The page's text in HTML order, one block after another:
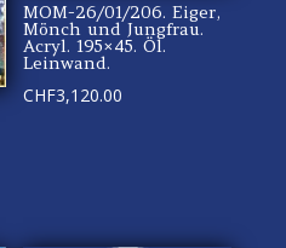
MOM-26/01/206. Eiger,
Mönch und Jungfrau.
Acryl. 195×45. Öl.
Leinwand.
CHF3,120.00